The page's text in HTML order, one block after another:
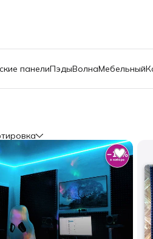
панелиПэдыВолнаМебельный